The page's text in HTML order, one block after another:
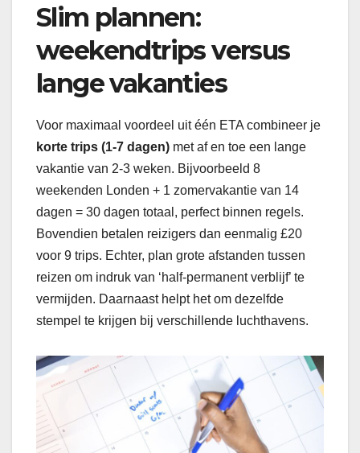
Slim plannen:
weekendtrips versus
lange vakanties
Voor maximaal voordeel uit één ETA combineer je
korte trips (1-7 dagen) met af en toe een lange
vakantie van 2-3 weken. Bijvoorbeeld 8
weekenden Londen + 1 zomervakantie van 14
dagen = 30 dagen totaal, perfect binnen regels.
Bovendien betalen reizigers dan eenmalig £20
voor 9 trips. Echter, plan grote afstanden tussen
reizen om indruk van ‘half-permanent verblijf’ te
vermijden. Daarnaast helpt het om dezelfde
stempel te krijgen bij verschillende luchthavens.